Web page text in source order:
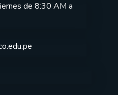
de 8:30 AM a